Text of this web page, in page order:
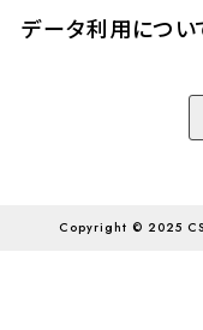
データ利用につい
Copyright © 2025